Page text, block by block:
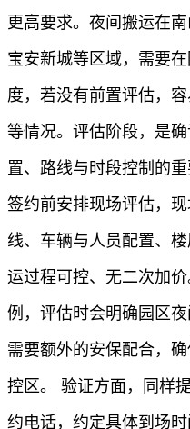
更高要求。夜间搬运在
宝安新城等区域，需要
度，若没有前置评估，
等情况。评估阶段，是
置、路线与时段控制的
签约前安排现场评估，
线、车辆与人员配置、
运过程可控、无二次加
例，评估时会明确园区
需要额外的安保配合，
控区。 验证方面，同样
约电话，约定具体到场